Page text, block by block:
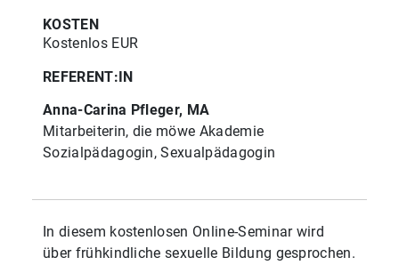
KOSTEN
Kostenlos EUR
REFERENT:IN
Anna-Carina Pfleger, MA
Mitarbeiterin, die möwe Akademie
Sozialpädagogin, Sexualpädagogin
In diesem kostenlosen Online-Seminar wird
über frühkindliche sexuelle Bildung gesprochen.